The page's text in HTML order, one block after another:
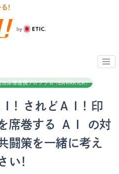
治体等連携プログラム・iBARAKICK!
！ されどＡＩ！ 印
席巻する ＡＩ の対
闘策を一緒に考え
い！